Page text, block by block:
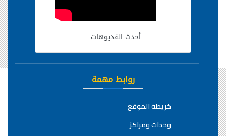
أحدث الفديوهات
روابط مهمة
خريطة الموقع
وحدات ومراكز